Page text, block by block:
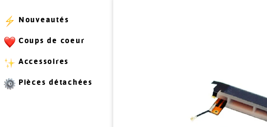
Nouveautés
Coups de coeur
Accessoires
Pièces détachées